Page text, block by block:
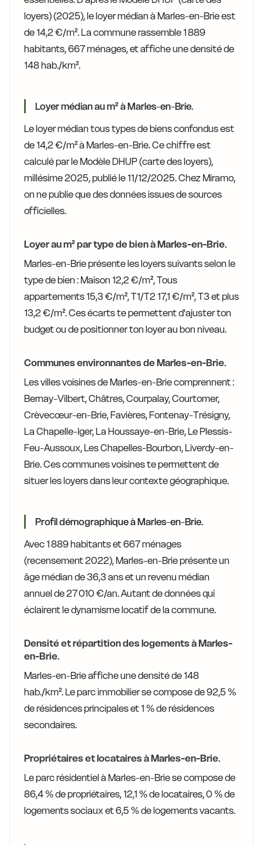
loyers) (2025), le loyer médian à Marles-en-Brie est
de 14,2 €/m². La commune rassemble 1 889
habitants, 667 ménages, et affiche une densité de
148 hab./km².
Loyer médian au m² à Marles-en-Brie.
Le loyer médian tous types de biens confondus est
de 14,2 €/m² à Marles-en-Brie. Ce chiffre est
calculé par le Modèle DHUP (carte des loyers),
millésime 2025, publié le 11/12/2025. Chez Miramo,
on ne publie que des données issues de sources
officielles.
Loyer au m² par type de bien à Marles-en-Brie.
Marles-en-Brie présente les loyers suivants selon le
type de bien : Maison 12,2 €/m², Tous
appartements 15,3 €/m², T1/T2 17,1 €/m², T3 et plus
13,2 €/m². Ces écarts te permettent d'ajuster ton
budget ou de positionner ton loyer au bon niveau.
Communes environnantes de Marles-en-Brie.
Les villes voisines de Marles-en-Brie comprennent :
Bernay-Vilbert, Châtres, Courpalay, Courtomer,
Crèvecœur-en-Brie, Favières, Fontenay-Trésigny,
La Chapelle-Iger, La Houssaye-en-Brie, Le Plessis-
Feu-Aussoux, Les Chapelles-Bourbon, Liverdy-en-
Brie. Ces communes voisines te permettent de
situer les loyers dans leur contexte géographique.
Profil démographique à Marles-en-Brie.
Avec 1 889 habitants et 667 ménages
(recensement 2022), Marles-en-Brie présente un
âge médian de 36,3 ans et un revenu médian
annuel de 27 010 €/an. Autant de données qui
éclairent le dynamisme locatif de la commune.
Densité et répartition des logements à Marles-
en-Brie.
Marles-en-Brie affiche une densité de 148
hab./km². Le parc immobilier se compose de 92,5 %
de résidences principales et 1 % de résidences
secondaires.
Propriétaires et locataires à Marles-en-Brie.
Le parc résidentiel à Marles-en-Brie se compose de
86,4 % de propriétaires, 12,1 % de locataires, 0 % de
logements sociaux et 6,5 % de logements vacants.